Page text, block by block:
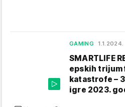
GAMING 1.1.2024.
SMARTLIFE
epskih
katastrofe –
igre 2023.